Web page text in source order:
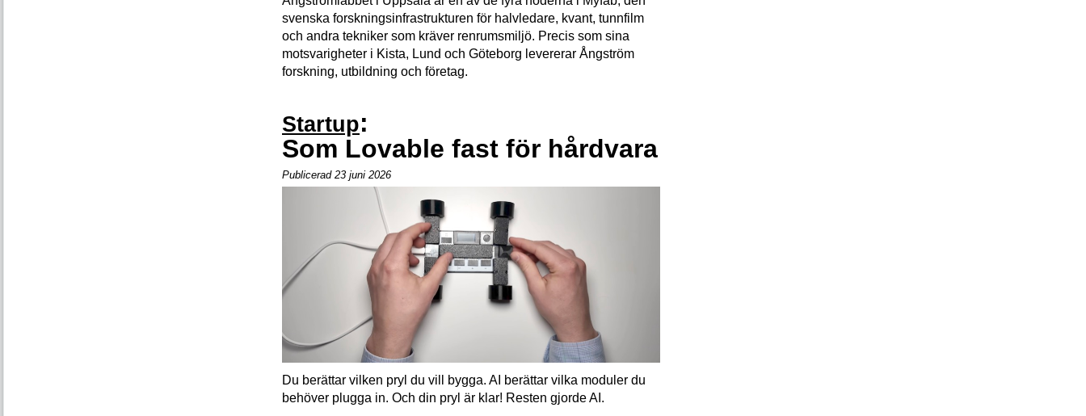
svenska forsknings­infra­struk­turen för halvledare, kvant, tunnfilm
och andra tekniker som kräver renrumsmiljö. Precis som sina
motsvarigheter i Kista, Lund och Göteborg levererar Ång­ström
forskning, utbildning och företag.
Startup:
Som Lovable fast för hårdvara
Publicerad 23 juni 2026
Du berättar vilken pryl du vill bygga. AI berättar vilka moduler du
behöver plugga in. Och din pryl är klar! Resten gjorde AI.